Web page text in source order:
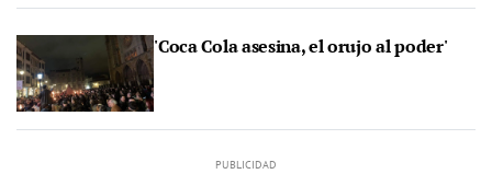
'Coca Cola asesina, el orujo al poder'